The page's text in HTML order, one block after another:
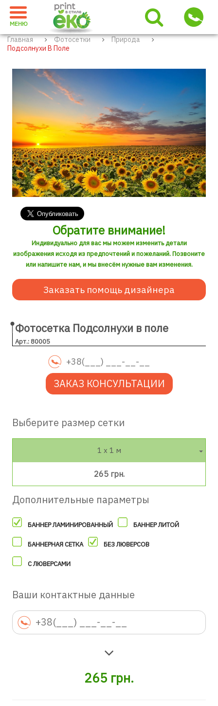
МЕНЮ
Главная Фотосетки
Природа
Подсолнухи В Поле
Обратите внимание!
Индивидуально для вас мы можем изменить детали
изображения исходя из предпочтений и пожеланий. Позвоните
или напишите нам, и мы внесём нужные вам изменения.
Заказать помощь дизайнера
Фотосетка Подсолнухи в поле
Арт.: 80005
ЗАКАЗ КОНСУЛЬТАЦИИ
Выберите размер сетки
1 х 1 м
265 грн.
Дополнительные параметры
БАННЕР ЛАМИНИРОВАННЫЙ БАННЕР ЛИТОЙ
БАННЕРНАЯ СЕТКА БЕЗ ЛЮВЕРСОВ
С ЛЮВЕРСАМИ
Ваши контактные данные
265 грн.